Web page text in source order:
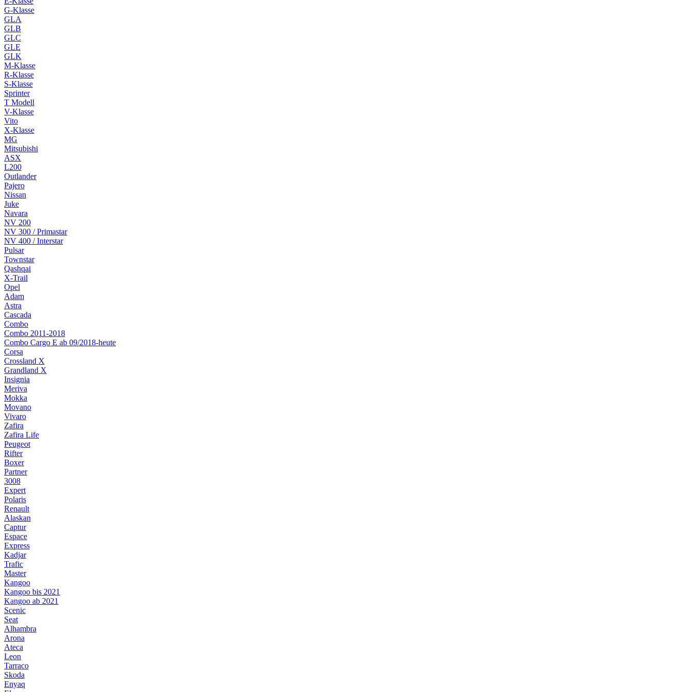
G-Klasse
GLA
GLB
GLC
GLE
GLK
M-Klasse
R-Klasse
S-Klasse
Sprinter
T Modell
V-Klasse
Vito
X-Klasse
MG
Mitsubishi
ASX
L200
Outlander
Pajero
Nissan
Juke
Navara
NV 200
NV 300 / Primastar
NV 400 / Interstar
Pulsar
Townstar
Qashqai
X-Trail
Opel
Adam
Astra
Cascada
Combo
Combo 2011-2018
Combo Cargo E ab 09/2018-heute
Corsa
Crossland X
Grandland X
Insignia
Meriva
Mokka
Movano
Vivaro
Zafira
Zafira Life
Peugeot
Rifter
Boxer
Partner
3008
Expert
Polaris
Renault
Alaskan
Captur
Espace
Express
Kadjar
Trafic
Master
Kangoo
Kangoo bis 2021
Kangoo ab 2021
Scenic
Seat
Alhambra
Arona
Ateca
Leon
Tarraco
Skoda
Enyaq